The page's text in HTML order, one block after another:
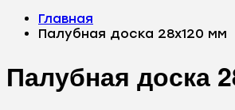
Главная
Палубная доска 28х120 мм
Палубная доска